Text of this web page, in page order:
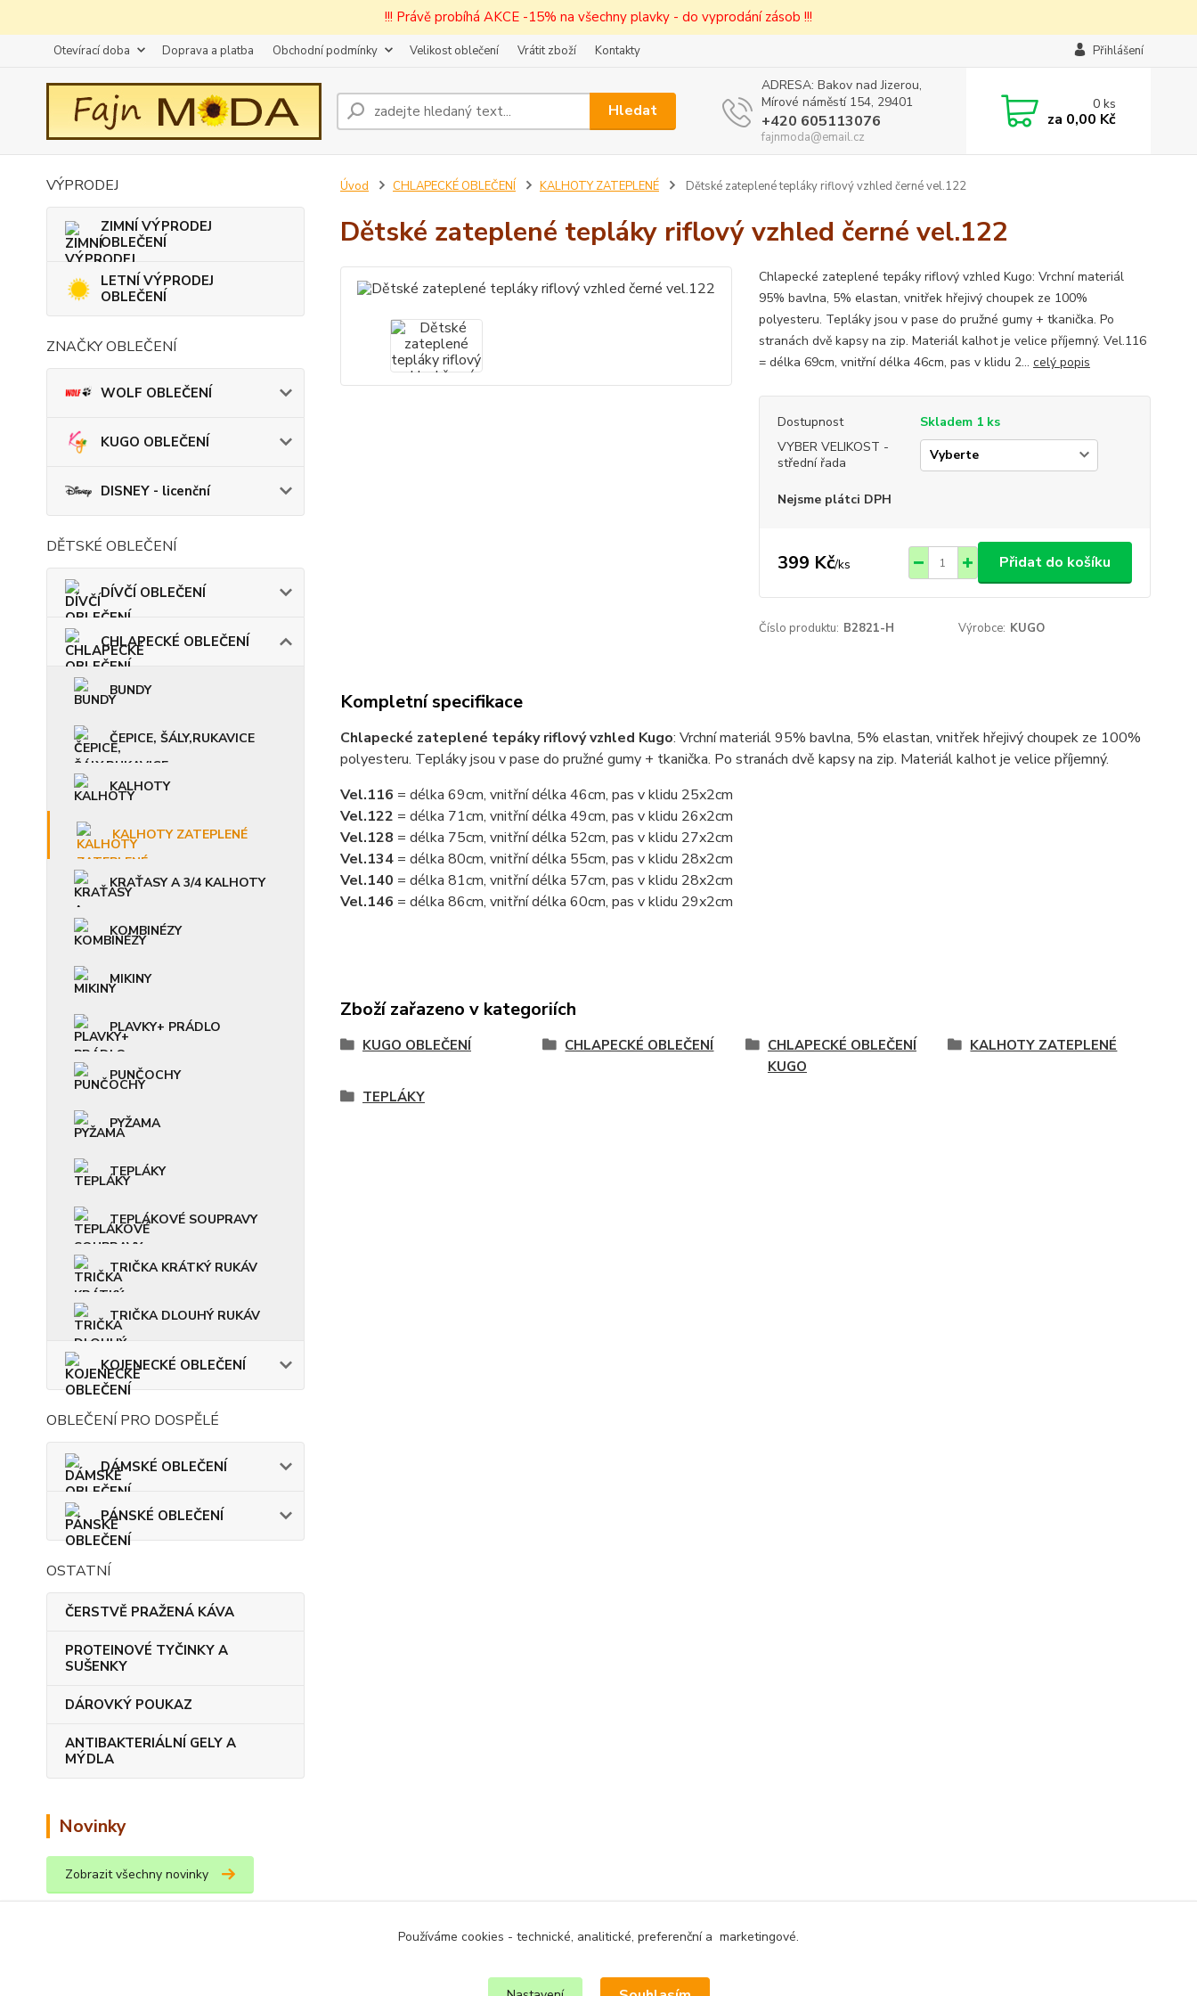
!!! Právě probíhá AKCE -15% na všechny plavky - do vyprodání zásob !!!
Otevírací doba Doprava a platba Obchodní podmínky Velikost oblečení Vrátit zboží Kontakty Přihlášení
Hledat
ADRESA: Bakov nad Jizerou,
Mírové náměstí 154, 29401
+420 605113076
fajnmoda@email.cz
0ks
za 0,00 Kč
VÝPRODEJ
ZIMNÍ VÝPRODEJ
OBLEČENÍ
LETNÍ VÝPRODEJ
OBLEČENÍ
ZNAČKY OBLEČENÍ
WOLF OBLEČENÍ
KUGO OBLEČENÍ
DISNEY - licenční
DĚTSKÉ OBLEČENÍ
DÍVČÍ OBLEČENÍ
CHLAPECKÉ OBLEČENÍ
BUNDY
ČEPICE, ŠÁLY,RUKAVICE
KALHOTY
KALHOTY ZATEPLENÉ
KRAŤASY A 3/4 KALHOTY
KOMBINÉZY
MIKINY
PLAVKY+ PRÁDLO
PUNČOCHY
PYŽAMA
TEPLÁKY
TEPLÁKOVÉ SOUPRAVY
TRIČKA KRÁTKÝ RUKÁV
TRIČKA DLOUHÝ RUKÁV
KOJENECKÉ OBLEČENÍ
OBLEČENÍ PRO DOSPĚLÉ
DÁMSKÉ OBLEČENÍ
PÁNSKÉ OBLEČENÍ
OSTATNÍ
ČERSTVĚ PRAŽENÁ KÁVA
PROTEINOVÉ TYČINKY A
SUŠENKY
DÁROVKÝ POUKAZ
ANTIBAKTERIÁLNÍ GELY A
MÝDLA
Novinky
Zobrazit všechny novinky
Úvod CHLAPECKÉ OBLEČENÍ KALHOTY ZATEPLENÉ Dětské zateplené tepláky riflový vzhled černé vel.122
Dětské zateplené tepláky riflový vzhled černé vel.122
Chlapecké zateplené tepáky riflový vzhled Kugo: Vrchní materiál
95% bavlna, 5% elastan, vnitřek hřejivý choupek ze 100%
polyesteru. Tepláky jsou v pase do pružné gumy + tkanička. Po
stranách dvě kapsy na zip. Materiál kalhot je velice příjemný. Vel.116
= délka 69cm, vnitřní délka 46cm, pas v klidu 2... celý popis
Dostupnost
Skladem 1 ks
VYBER VELIKOST -
střední řada
Nejsme plátci DPH
399 Kč/ks Přidat do košíku
Číslo produktu: B2821-H Výrobce: KUGO
Kompletní specifikace
Chlapecké zateplené tepáky riflový vzhled Kugo: Vrchní materiál 95% bavlna, 5% elastan, vnitřek hřejivý choupek ze 100%
polyesteru. Tepláky jsou v pase do pružné gumy + tkanička. Po stranách dvě kapsy na zip. Materiál kalhot je velice příjemný.
Vel.116 = délka 69cm, vnitřní délka 46cm, pas v klidu 25x2cm
Vel.122 = délka 71cm, vnitřní délka 49cm, pas v klidu 26x2cm
Vel.128 = délka 75cm, vnitřní délka 52cm, pas v klidu 27x2cm
Vel.134= délka 80cm, vnitřní délka 55cm, pas v klidu 28x2cm
Vel.140 = délka 81cm, vnitřní délka 57cm, pas v klidu 28x2cm
Vel.146 = délka 86cm, vnitřní délka 60cm, pas v klidu 29x2cm
Zboží zařazeno v kategoriích
KUGO OBLEČENÍ CHLAPECKÉ OBLEČENÍ
CHLAPECKÉ OBLEČENÍ
KUGO
KALHOTY ZATEPLENÉ
TEPLÁKY
Používáme cookies - technické, analitické, preferenční a marketingové.